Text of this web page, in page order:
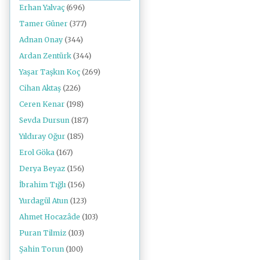
Erhan Yalvaç (696)
Tamer Güner (377)
Adnan Onay (344)
Ardan Zentürk (344)
Yaşar Taşkın Koç (269)
Cihan Aktaş (226)
Ceren Kenar (198)
Sevda Dursun (187)
Yıldıray Oğur (185)
Erol Göka (167)
Derya Beyaz (156)
İbrahim Tığlı (156)
Yurdagül Atun (123)
Ahmet Hocazâde (103)
Puran Tilmiz (103)
Şahin Torun (100)